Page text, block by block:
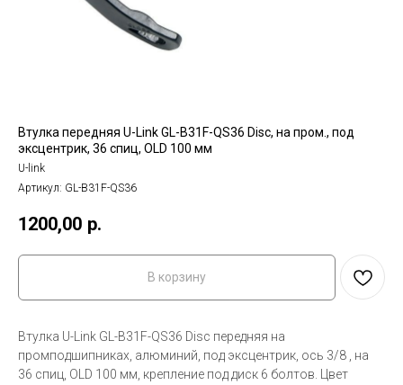
Втулка передняя U-Link GL-B31F-QS36 Disc, на пром., под
эксцентрик, 36 спиц, OLD 100 мм
U-link
Артикул: GL-B31F-QS36
1200,00 р.
В корзину
Втулка U-Link GL-B31F-QS36 Disc передняя на
промподшипниках, алюминий, под эксцентрик, ось 3/8 , на
36 спиц, OLD 100 мм, крепление под диск 6 болтов. Цвет